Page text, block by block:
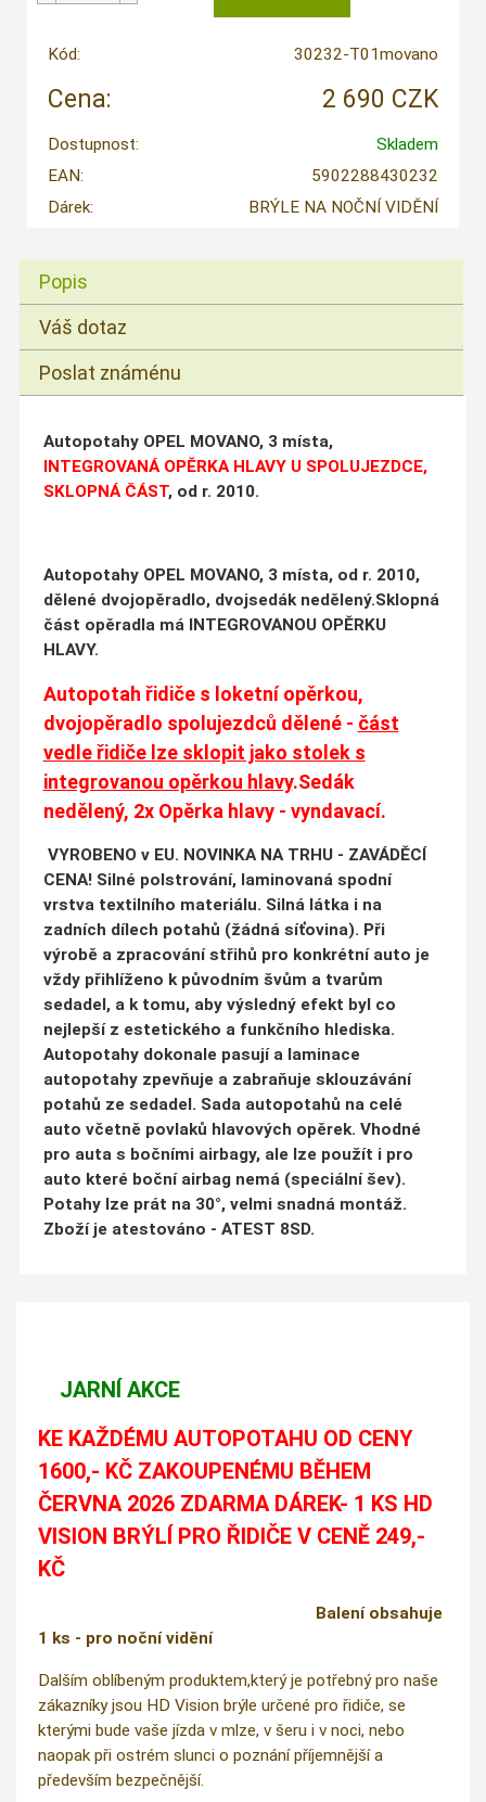
Kód: 30232-T01movano
Cena: 2 690 CZK
Dostupnost:
Skladem
EAN:
5902288430232
Dárek:
BRÝLE NA NOČNÍ VIDĚNÍ
Popis
Váš dotaz
Poslat známénu
Autopotahy OPEL MOVANO, 3 místa,
INTEGROVANÁ OPĚRKA HLAVY U SPOLUJEZDCE,
SKLOPNÁ ČÁST, od r. 2010.
Autopotahy OPEL MOVANO, 3 místa, od r. 2010,
dělené dvojopěradlo, dvojsedák nedělený.Sklopná
část opěradla má INTEGROVANOU OPĚRKU
HLAVY.
Autopotah řidiče s loketní opěrkou,
dvojopěradlo spolujezdců dělené - část
vedle řidiče lze sklopit jako stolek s
integrovanou opěrkou hlavy.Sedák
nedělený, 2x Opěrka hlavy - vyndavací.
VYROBENO v EU. NOVINKA NA TRHU - ZAVÁDĚCÍ
CENA! Silné polstrování, laminovaná spodní
vrstva textilního materiálu. Silná látka i na
zadních dílech potahů (žádná síťovina). Při
výrobě a zpracování střihů pro konkrétní auto je
vždy přihlíženo k původním švům a tvarům
sedadel, a k tomu, aby výsledný efekt byl co
nejlepší z estetického a funkčního hlediska.
Autopotahy dokonale pasují a laminace
autopotahy zpevňuje a zabraňuje sklouzávání
potahů ze sedadel. Sada autopotahů na celé
auto včetně povlaků hlavových opěrek. Vhodné
pro auta s bočními airbagy, ale lze použít i pro
auto které boční airbag nemá (speciální šev).
Potahy lze prát na 30°, velmi snadná montáž.
Zboží je atestováno - ATEST 8SD.
JARNÍ AKCE
KE KAŽDÉMU AUTOPOTAHU OD CENY
1600,- KČ ZAKOUPENÉMU BĚHEM
ČERVNA 2026 ZDARMA DÁREK- 1 KS HD
VISION BRÝLÍ PRO ŘIDIČE V CENĚ 249,-
KČ
Balení obsahuje
1 ks - pro noční vidění
Dalším oblíbeným produktem,který je potřebný pro naše
zákazníky jsou HD Vision brýle určené pro řidiče, se
kterými bude vaše jízda v mlze, v šeru i v noci, nebo
naopak při ostrém slunci o poznání příjemnější a
především bezpečnější.